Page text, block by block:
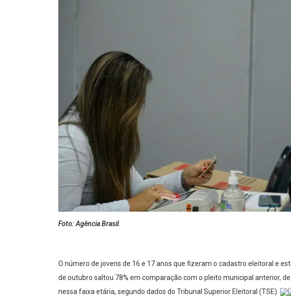
Foto: Agência Brasil.
O número de jovens de 16 e 17 anos que fizeram o cadastro eleitoral e
de outubro saltou 78% em comparação com o pleito municipal anterior,
nessa faixa etária, segundo dados do Tribunal Superior Eleitoral (TSE).